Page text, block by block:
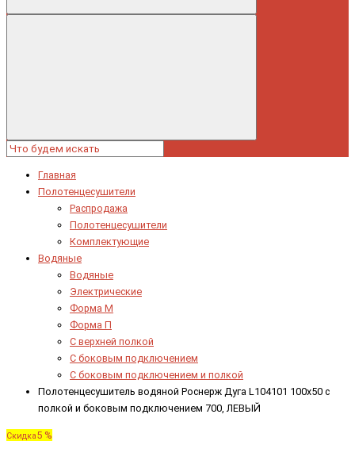
Главная
Полотенцесушители
Распродажа
Полотенцесушители
Комплектующие
Водяные
Водяные
Электрические
Форма М
Форма П
C верхней полкой
C боковым подключением
C боковым подключением и полкой
Полотенцесушитель водяной Роснерж Дуга L104101 100x50 с
полкой и боковым подключением 700, ЛЕВЫЙ
Скидка5 %